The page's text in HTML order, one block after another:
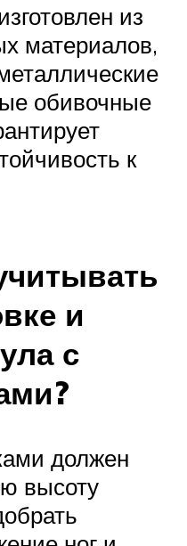
из
материалов,
обивочные
к
и
с
должен
высоту